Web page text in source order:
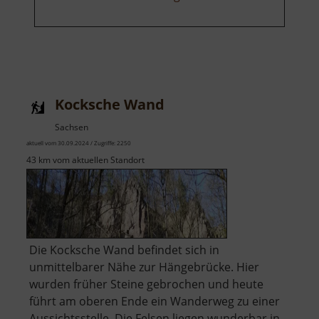
Kocksche Wand
Sachsen
aktuell vom 30.09.2024 / Zugriffe: 2250
43 km vom aktuellen Standort
Die Kocksche Wand befindet sich in
unmittelbarer Nähe zur Hängebrücke. Hier
wurden früher Steine gebrochen und heute
führt am oberen Ende ein Wanderweg zu einer